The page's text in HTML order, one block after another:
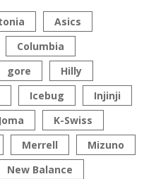
Asics
Columbia
gore
Hilly
Icebug
Injinji
Joma
K-Swiss
Merrell
Mizuno
New Balance